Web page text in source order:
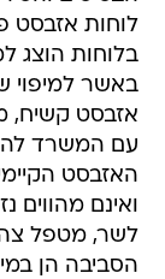
אזבסט קשיח,
עם המשרד
האזבסט
ואינם מהווים
לשר, מטפל
הסביבה הן